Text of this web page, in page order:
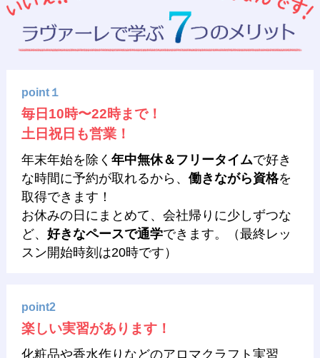
point１
毎日10時〜22時まで！
土日祝日も営業！
年末年始を除く年中無休＆フリータイムで好き
な時間に予約が取れるから、働きながら資格を
取得できます！
お休みの日にまとめて、会社帰りに少しずつな
ど、好きなペースで通学できます。（最終レッ
スン開始時刻は20時です）
point2
楽しい実習があります！
化粧品や香水作りなどのアロマクラフト実習